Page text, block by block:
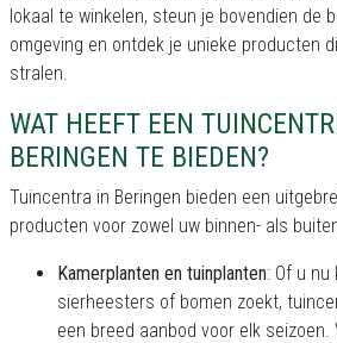
lokaal te winkelen, steun je bovendien de
omgeving en ontdek je unieke producten
stralen.
WAT HEEFT EEN
BERINGEN TE BIEDEN?
Tuincentra in Beringen bieden een
producten voor zowel uw binnen- als
Kamerplanten en tuinplanten: Of u nu
sierheesters of bomen zoekt,
een breed aanbod voor elk seizoen.